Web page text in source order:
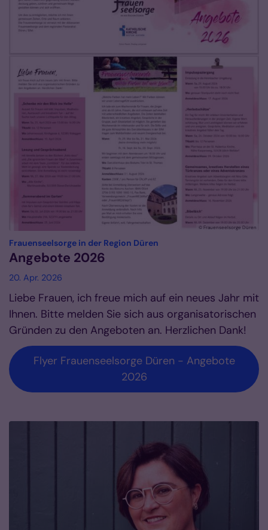
© Frauenseelsorge Düren
Frauenseelsorge in der Region Düren
Angebote 2026
20. Apr. 2026
Liebe Frauen, ich freue mich auf ein neues Jahr mit
Ihnen. Bitte melden Sie sich aus organisatorischen
Gründen zu den Angeboten an. Herzlichen Dank!
Flyer Frauenseelsorge Düren - Angebote
2026